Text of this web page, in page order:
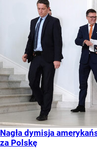
Nagła dymisja
za Polskę